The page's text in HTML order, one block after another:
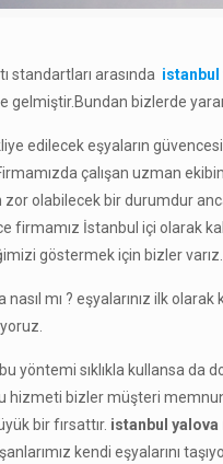
standartları arasında istanbul
bizlerde
edilecek eşyaların
çalışan uzman
olabilecek bir durumdur
firmamız İstanbul içi olarak
göstermek için bizler
nasıl mı ? eşyalarınız ilk
bu yöntemi sıklıkla kullansa
hizmeti bizler müşteri
bir fırsattır. istanbul yalova
kendi eşyalarını